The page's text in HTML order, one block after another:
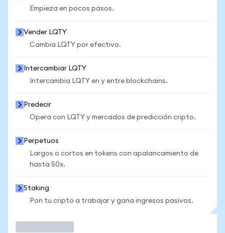
Empieza en pocos pasos.
Vender LQTY
Cambia LQTY por efectivo.
Intercambiar LQTY
Intercambia LQTY en y entre blockchains.
Predecir
Opera con LQTY y mercados de predicción cripto.
Perpetuos
Largos o cortos en tokens con apalancamiento de
hasta 50x.
Staking
Pon tu cripto a trabajar y gana ingresos pasivos.